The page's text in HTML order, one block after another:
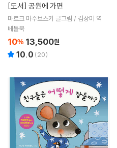
[도서] 공원에 가면
마르크 마주브스키 글그림 / 김상미 역
베틀북
10% 13,500원
10.0 (20)